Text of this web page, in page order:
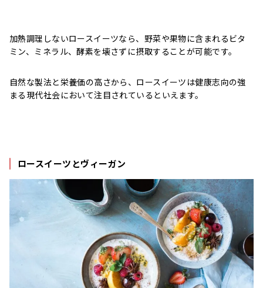
加熱調理しないロースイーツなら、野菜や果物に含まれるビタ
ミン、ミネラル、酵素を壊さずに摂取することが可能です。
自然な製法と栄養価の高さから、ロースイーツは健康志向の強
まる現代社会において注目されているといえます。
ロースイーツとヴィーガン